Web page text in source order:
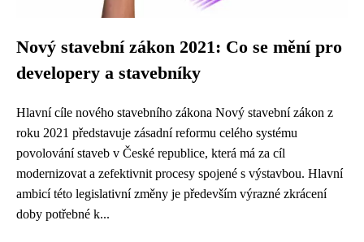
Nový stavební zákon 2021: Co se mění pro
developery a stavebníky
Hlavní cíle nového stavebního zákona Nový stavební zákon z
roku 2021 představuje zásadní reformu celého systému
povolování staveb v České republice, která má za cíl
modernizovat a zefektivnit procesy spojené s výstavbou. Hlavní
ambicí této legislativní změny je především výrazné zkrácení
doby potřebné k...